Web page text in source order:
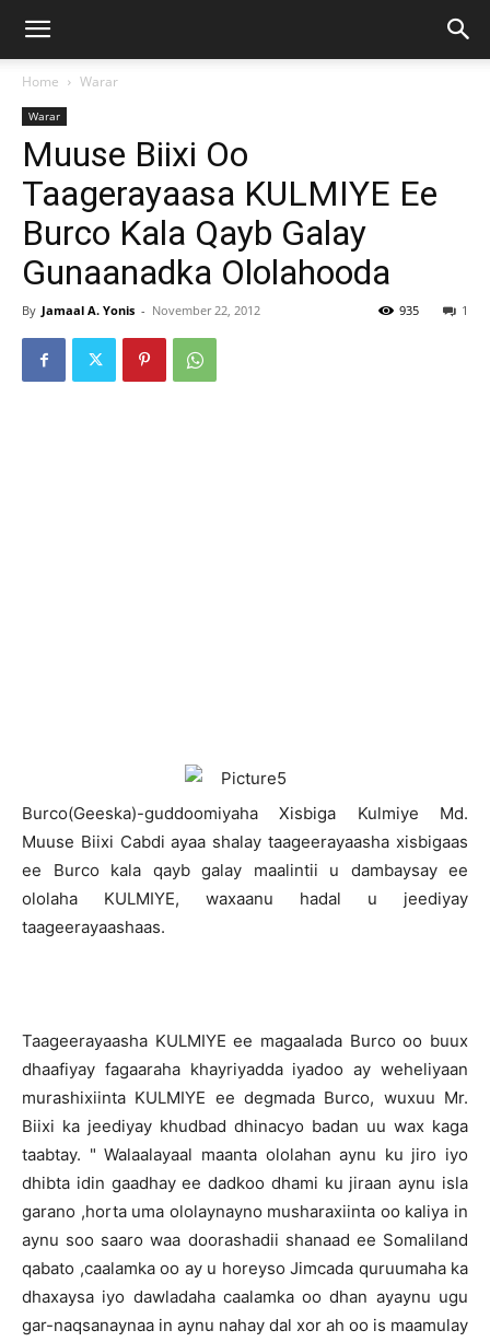
Home Warar
Warar
Muuse Biixi Oo
Taagerayaasa KULMIYE Ee
Burco Kala Qayb Galay
Gunaanadka Ololahooda
By Jamaal A. Yonis - November 22, 2012 1
935
Burco(Geeska)-guddoomiyaha Xisbiga Kulmiye Md.
Muuse Biixi Cabdi ayaa shalay taageerayaasha xisbigaas
ee Burco kala qayb galay maalintii u dambaysay ee
ololaha KULMIYE, waxaanu hadal u jeediyay
taageerayaashaas.
Taageerayaasha KULMIYE ee magaalada Burco oo buux
dhaafiyay fagaaraha khayriyadda iyadoo ay weheliyaan
murashixiinta KULMIYE ee degmada Burco, wuxuu Mr.
Biixi ka jeediyay khudbad dhinacyo badan uu wax kaga
taabtay. " Walaalayaal maanta ololahan aynu ku jiro iyo
dhibta idin gaadhay ee dadkoo dhami ku jiraan aynu isla
garano ,horta uma ololaynayno musharaxiinta oo kaliya in
aynu soo saaro waa doorashadii shanaad ee Somaliland
qabato ,caalamka oo ay u horeyso Jimcada quruumaha ka
dhaxaysa iyo dawladaha caalamka oo dhan ayaynu ugu
gar-naqsanaynaa in aynu nahay dal xor ah oo is maamulay